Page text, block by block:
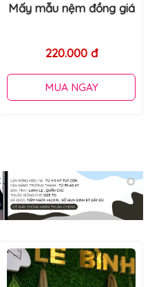
Mấy mẫu nệm đồng giá
220.000 đ
MUA NGAY